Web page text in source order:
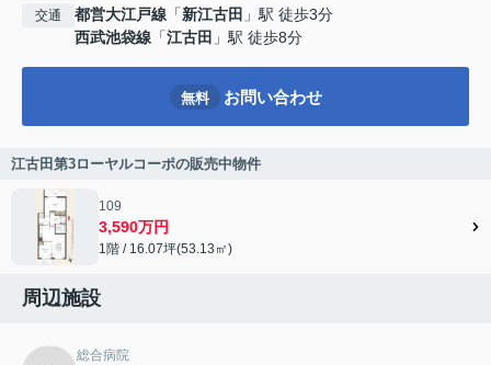
交通 都営大江戸線 「新江古田 」駅 徒歩3分
西武池袋線 「江古田 」駅 徒歩8分
無料 お問い合わせ
江古田第3ローヤルコーポの販売中物件
109
3,590万円
1階 / 16.07坪(53.13㎡)
周辺施設
総合病院